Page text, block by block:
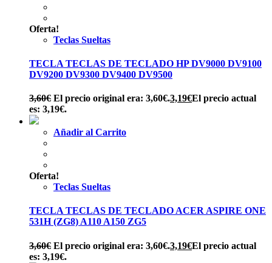
Oferta!
Teclas Sueltas
TECLA TECLAS DE TECLADO HP DV9000 DV9100
DV9200 DV9300 DV9400 DV9500
3,60€ El precio original era: 3,60€.3,19€El precio actual
es: 3,19€.
Añadir al Carrito
Oferta!
Teclas Sueltas
TECLA TECLAS DE TECLADO ACER ASPIRE ONE
531H (ZG8) A110 A150 ZG5
3,60€ El precio original era: 3,60€.3,19€El precio actual
es: 3,19€.